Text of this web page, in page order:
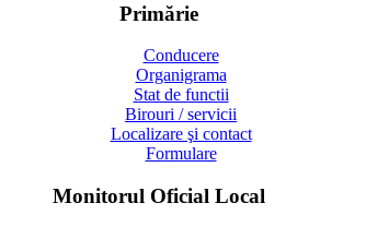
Primărie
Conducere
Organigrama
Stat de functii
Birouri / servicii
Localizare şi contact
Formulare
Monitorul Oficial Local